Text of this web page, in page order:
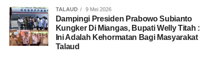
TALAUD 9 Mei 2026
Dampingi Presiden Prabowo Subianto
Kungker Di Miangas, Bupati Welly Titah :
Ini Adalah Kehormatan Bagi Masyarakat
Talaud